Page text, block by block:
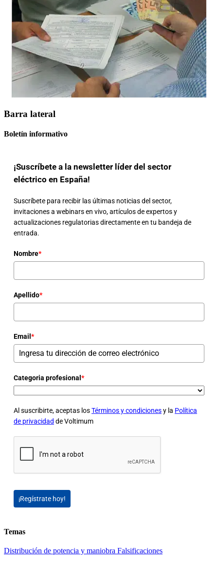
Barra lateral
Boletín informativo
¡Suscríbete a la newsletter líder del sector
eléctrico en España!
Suscríbete para recibir las últimas noticias del sector,
invitaciones a webinars en vivo, artículos de expertos y
actualizaciones regulatorias directamente en tu bandeja de
entrada.
Nombre*
Apellido*
Email *
Categoria profesional *
Al suscribirte, aceptas losTérminos y condicionesy la Política
de privacidad de Voltimum
¡Regístrate hoy!
Temas
Distribución de potencia y maniobra Falsificaciones